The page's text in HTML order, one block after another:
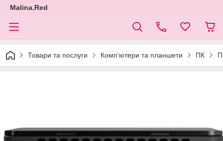
Malina.Red
Товари та послуги Комп'ютери та планшети ПК